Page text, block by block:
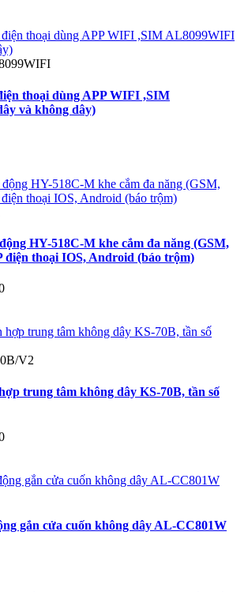
thoại dùng APP WIFI ,SIM
và không dây)
HY-518C-M khe cắm đa năng (GSM,
điện thoại IOS, Android (báo trộm)
V2
trung tâm không dây KS-70B, tần số
gắn cửa cuốn không dây AL-CC801W